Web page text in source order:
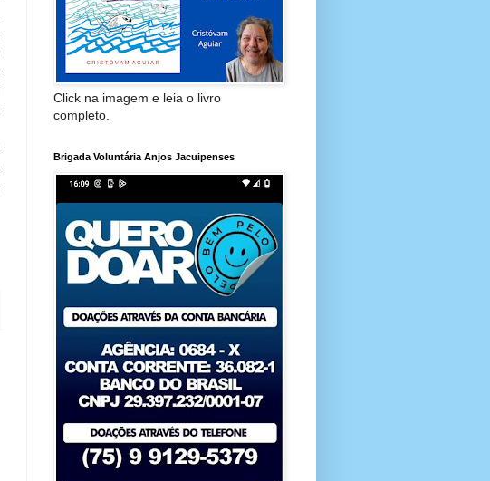
Click na imagem e leia o livro
completo.
Brigada Voluntária Anjos Jacuipenses